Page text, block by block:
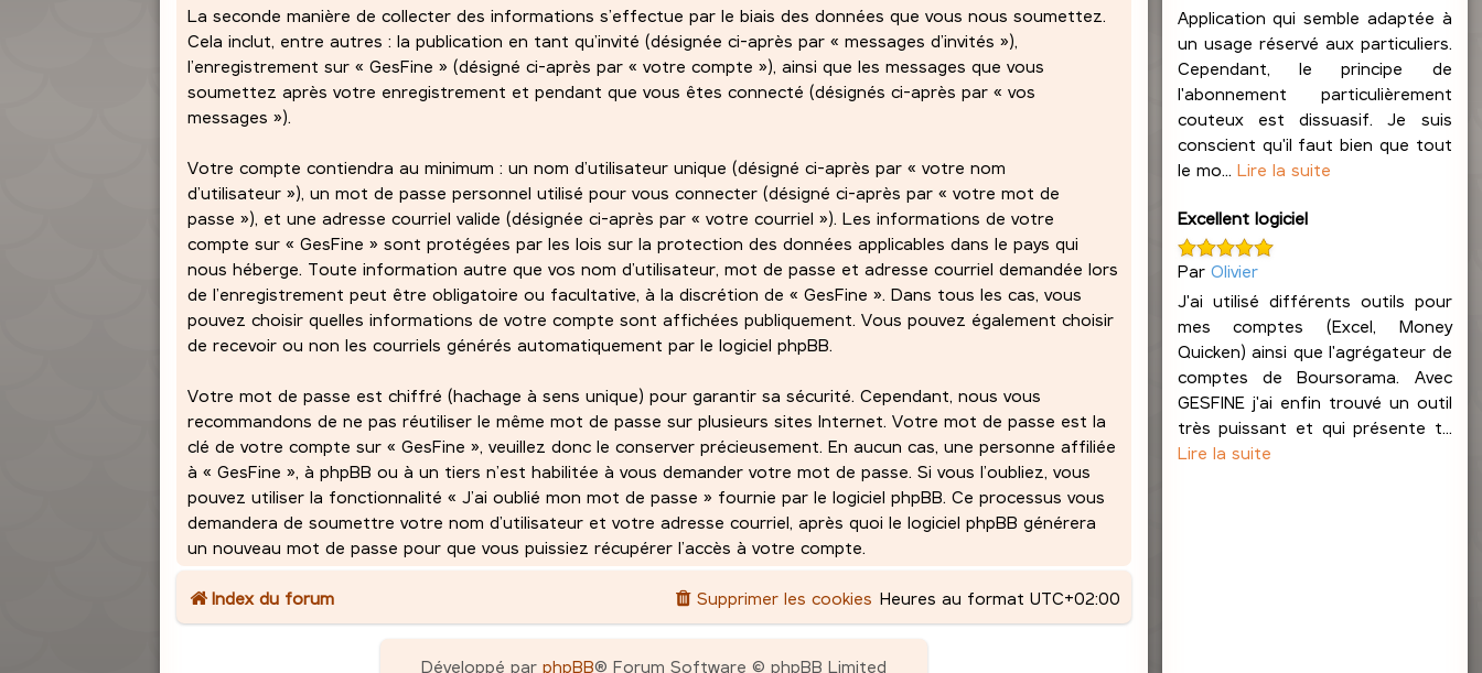
La seconde manière de collecter des informations s’effectue par le biais des données que vous nous soumettez.
Cela inclut, entre autres : la publication en tant qu’invité (désignée ci-après par « messages d’invités »),
l’enregistrement sur « GesFine » (désigné ci-après par « votre compte »), ainsi que les messages que vous
soumettez après votre enregistrement et pendant que vous êtes connecté (désignés ci-après par « vos
messages »).
Votre compte contiendra au minimum : un nom d’utilisateur unique (désigné ci-après par « votre nom
d’utilisateur »), un mot de passe personnel utilisé pour vous connecter (désigné ci-après par « votre mot de
passe »), et une adresse courriel valide (désignée ci-après par « votre courriel »). Les informations de votre
compte sur « GesFine » sont protégées par les lois sur la protection des données applicables dans le pays qui
nous héberge. Toute information autre que vos nom d’utilisateur, mot de passe et adresse courriel demandée lors
de l’enregistrement peut être obligatoire ou facultative, à la discrétion de « GesFine ». Dans tous les cas, vous
pouvez choisir quelles informations de votre compte sont affichées publiquement. Vous pouvez également choisir
de recevoir ou non les courriels générés automatiquement par le logiciel phpBB.
Votre mot de passe est chiffré (hachage à sens unique) pour garantir sa sécurité. Cependant, nous vous
recommandons de ne pas réutiliser le même mot de passe sur plusieurs sites Internet. Votre mot de passe est la
clé de votre compte sur « GesFine », veuillez donc le conserver précieusement. En aucun cas, une personne affiliée
à « GesFine », à phpBB ou à un tiers n’est habilitée à vous demander votre mot de passe. Si vous l’oubliez, vous
pouvez utiliser la fonctionnalité « J’ai oublié mon mot de passe » fournie par le logiciel phpBB. Ce processus vous
demandera de soumettre votre nom d’utilisateur et votre adresse courriel, après quoi le logiciel phpBB générera
un nouveau mot de passe pour que vous puissiez récupérer l’accès à votre compte.
Index du forum Heures au format UTC+02:00
Supprimer les cookies
Développé par phpBB® Forum Software © phpBB Limited
Application qui semble adaptée à
un usage réservé aux particuliers.
Cependant, le principe de
l'abonnement particulièrement
couteux est dissuasif. Je suis
conscient qu'il faut bien que tout
le mo... Lire la suite
Excellent logiciel
Par Olivier
J'ai utilisé différents outils pour
mes comptes (Excel, Money
Quicken) ainsi que l'agrégateur de
comptes de Boursorama. Avec
GESFINE j'ai enfin trouvé un outil
très puissant et qui présente t...
Lire la suite